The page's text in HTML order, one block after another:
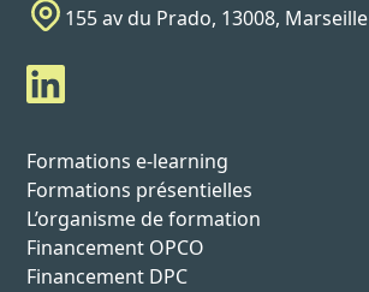
155 av du Prado, 13008, Marseille
Formations e-learning
Formations présentielles
L’organisme de formation
Financement OPCO
Financement DPC